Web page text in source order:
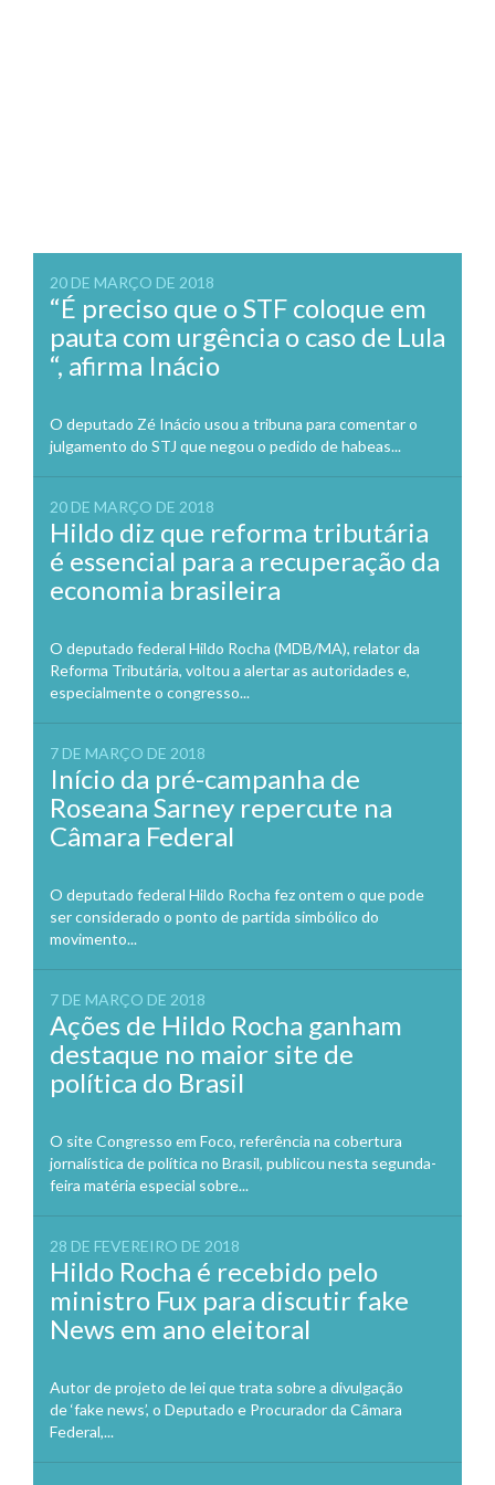
20 DE MARÇO DE 2018
“É preciso que o STF coloque em
pauta com urgência o caso de Lula
“, afirma Inácio
O deputado Zé Inácio usou a tribuna para comentar o
julgamento do STJ que negou o pedido de habeas...
20 DE MARÇO DE 2018
Hildo diz que reforma tributária
é essencial para a recuperação da
economia brasileira
O deputado federal Hildo Rocha (MDB/MA), relator da
Reforma Tributária, voltou a alertar as autoridades e,
especialmente o congresso...
7 DE MARÇO DE 2018
Início da pré-campanha de
Roseana Sarney repercute na
Câmara Federal
O deputado federal Hildo Rocha fez ontem o que pode
ser considerado o ponto de partida simbólico do
movimento...
7 DE MARÇO DE 2018
Ações de Hildo Rocha ganham
destaque no maior site de
política do Brasil
O site Congresso em Foco, referência na cobertura
jornalística de política no Brasil, publicou nesta segunda-
feira matéria especial sobre...
28 DE FEVEREIRO DE 2018
Hildo Rocha é recebido pelo
ministro Fux para discutir fake
News em ano eleitoral
Autor de projeto de lei que trata sobre a divulgação
de ‘fake news’, o Deputado e Procurador da Câmara
Federal,...